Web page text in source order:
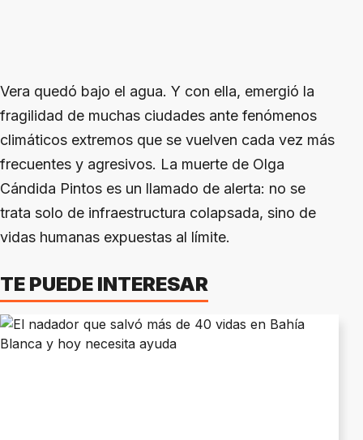
Vera quedó bajo el agua. Y con ella, emergió la
fragilidad de muchas ciudades ante fenómenos
climáticos extremos que se vuelven cada vez más
frecuentes y agresivos. La muerte de Olga
Cándida Pintos es un llamado de alerta: no se
trata solo de infraestructura colapsada, sino de
vidas humanas expuestas al límite.
TE PUEDE INTERESAR